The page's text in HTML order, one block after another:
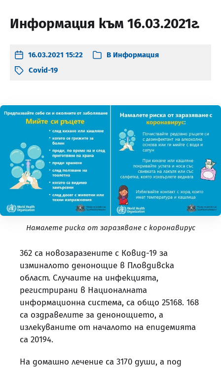
Информация към 16.03.2021г.
16.03.2021 15:22 В Информация
Covid-19
Намалете риска от заразяване с коронавирус
362 са новозаразените с Ковид-19 за
изминалото денонощие в Пловдивска
област. Случаите на инфекцията,
регистрирани в Националната
информационна система, са общо 25168. 168
са оздравелите за денонощието, а
излекуваните от началото на епидемията
са 20194.
На домашно лечение са 3170 души, а под